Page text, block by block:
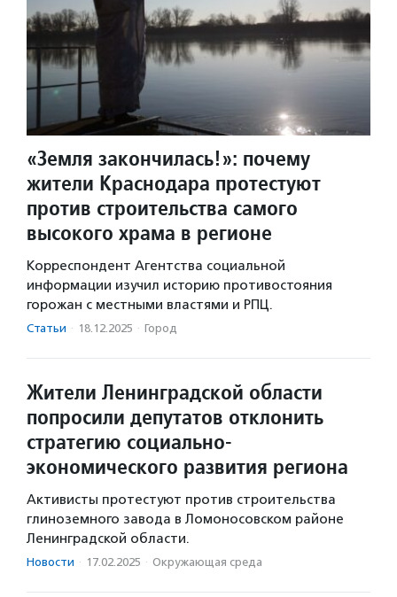
«Земля закончилась!»: почему
жители Краснодара протестуют
против строительства самого
высокого храма в регионе
Корреспондент Агентства социальной
информации изучил историю противостояния
горожан с местными властями и РПЦ.
Статьи · 18.12.2025 · Город
Жители Ленинградской области
попросили депутатов отклонить
стратегию социально-
экономического развития региона
Активисты протестуют против строительства
глиноземного завода в Ломоносовском районе
Ленинградской области.
Новости · 17.02.2025 · Окружающая среда